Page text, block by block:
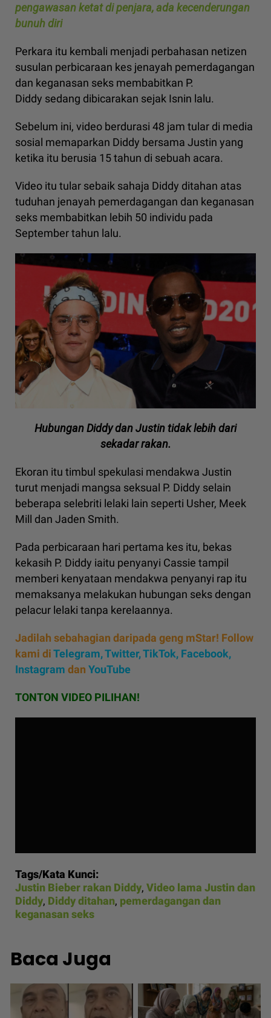
pengawasan ketat di penjara, ada kecenderungan
bunuh diri
Perkara itu kembali menjadi perbahasan netizen
susulan perbicaraan kes jenayah pemerdagangan
dan keganasan seks membabitkan P.
Diddy sedang dibicarakan sejak Isnin lalu.
Sebelum ini, video berdurasi 48 jam tular di media
sosial memaparkan Diddy bersama Justin yang
ketika itu berusia 15 tahun di sebuah acara.
Video itu tular sebaik sahaja Diddy ditahan atas
tuduhan jenayah pemerdagangan dan keganasan
seks membabitkan lebih 50 individu pada
September tahun lalu.
Hubungan Diddy dan Justin tidak lebih dari
sekadar rakan.
Ekoran itu timbul spekulasi mendakwa Justin
turut menjadi mangsa seksual P. Diddy selain
beberapa selebriti lelaki lain seperti Usher, Meek
Mill dan Jaden Smith.
Pada perbicaraan hari pertama kes itu, bekas
kekasih P. Diddy iaitu penyanyi Cassie tampil
memberi kenyataan mendakwa penyanyi rap itu
memaksanya melakukan hubungan seks dengan
pelacur lelaki tanpa kerelaannya.
Jadilah sebahagian daripada geng mStar! Follow
kami diTelegram,Twitter,TikTok, Facebook,
Instagram dan YouTube
TONTON VIDEO PILIHAN!
Tags/Kata Kunci:
Justin Bieber rakan Diddy, Video lama Justin dan
Diddy, Diddy ditahan, pemerdagangan dan
keganasan seks
Baca Juga